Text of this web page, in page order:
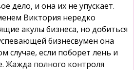
дело, и она их не упускает.
Виктория нередко
акулы бизнеса, но добиться
бизнесвумен она
случае, если поборет лень и
Жажда полного контроля